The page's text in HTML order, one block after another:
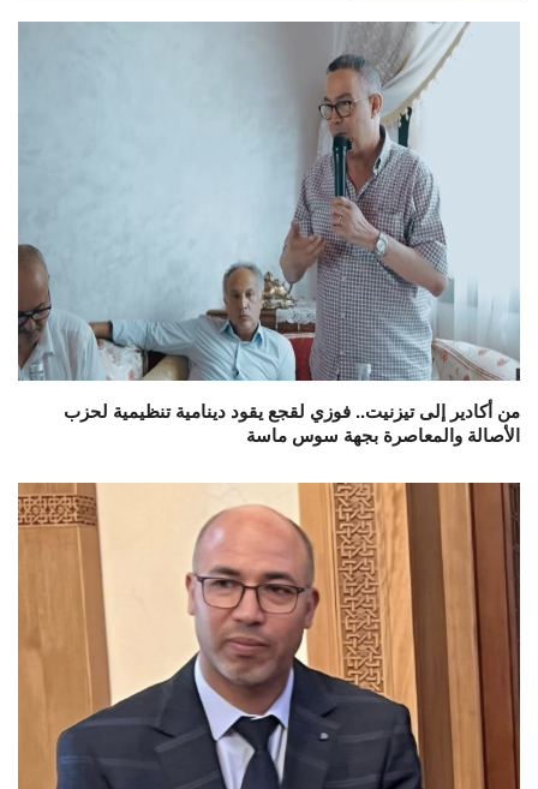
من أكادير إلى تيزنيت.. فوزي لقجع يقود دينامية تنظيمية لحزب
الأصالة والمعاصرة بجهة سوس ماسة